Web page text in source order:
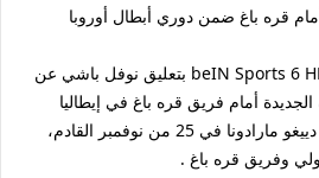
قره باغ ضمن دوري أبطال أوروبا
أعلنت قناة بي ان سبورت beIN Sports 6 HD بتعليق نوفل باشي عن
أمام فريق قره باغ في إيطاليا
وبالتحديد على أرضية ملعب دييغو مارادونا في 25 من نوفمبر القادم،
وفريق قره باغ .